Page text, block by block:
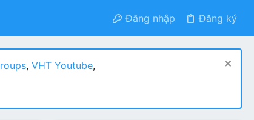
Đăng nhập Đăng ký
, VHT Youtube,